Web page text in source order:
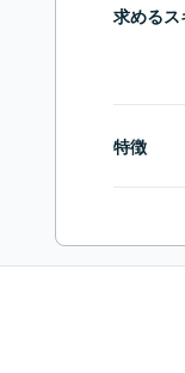
求めるス
特徴